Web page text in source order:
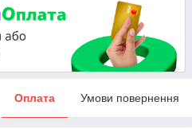
Оплата Умови повернення